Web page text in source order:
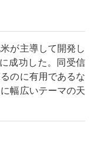
が主導して開発し
成功した。同受信
のに有用であるな
幅広いテーマの天